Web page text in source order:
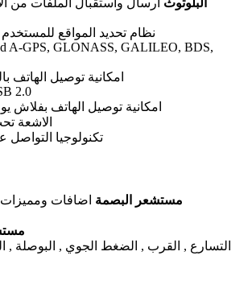
نظام تحديد المواقع للمستخدم
A-GPS, GLONASS, GALILEO, BDS,
امكانية توصيل الهاتف
2.0
امكانية توصيل الهاتف بفلاش
الاشعة
تكنولوجيا
مستشعر البصمة اضافات
, التسارع , القرب , الضغط الجوي , البوصلة